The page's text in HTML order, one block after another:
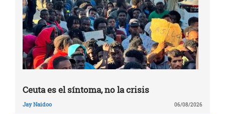
Ceuta es el síntoma, no la crisis
Jay Naidoo 06/08/2026